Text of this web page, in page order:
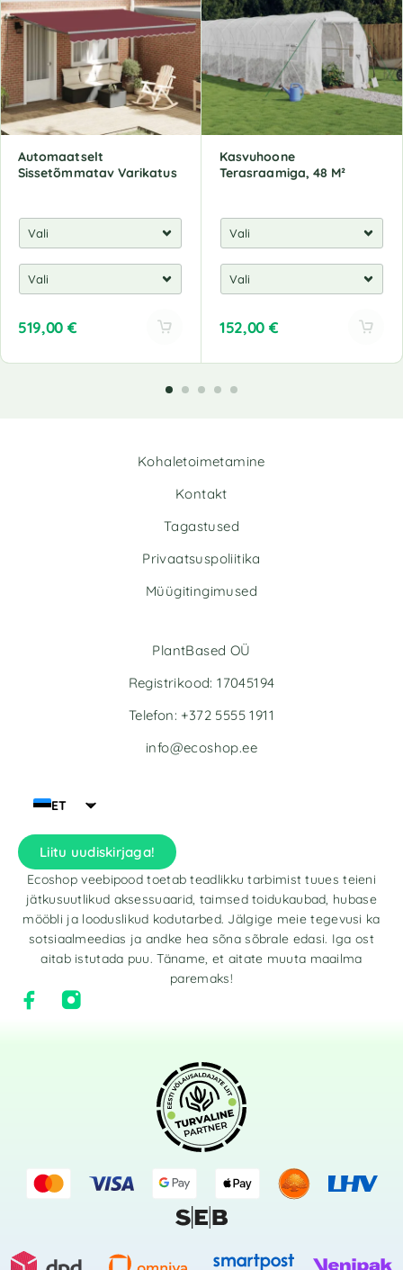
Automaatselt
Sissetõmmatav Varikatus
519,00 €
Kasvuhoone
Terasraamiga, 48 M²
152,00 €
t
a
t
v
:
Kohaletoimetamine
Kontakt
Tagastused
Privaatsuspoliitika
Müügitingimused
ET
Liitu uudiskirjaga!
Ecoshop veebipood toetab teadlikku tarbimist tuues teieni
jätkusuutlikud aksessuaarid, taimsed toidukaubad, hubase
mööbli ja looduslikud kodutarbed. Jälgige meie tegevusi ka
sotsiaalmeedias ja andke hea sõna sõbrale edasi. Iga ost
aitab istutada puu. Täname, et aitate muuta maailma
paremaks!
PlantBased OÜ
Registrikood: 17045194
Telefon: +372 5555 1911
info@ecoshop.ee